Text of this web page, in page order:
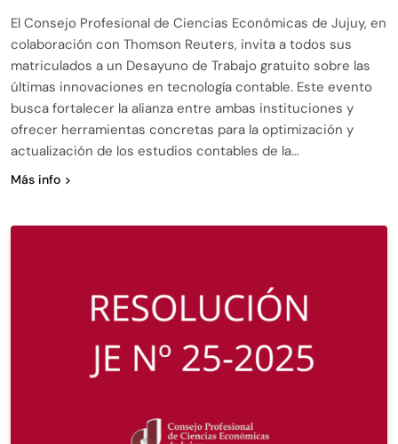
El Consejo Profesional de Ciencias Económicas de Jujuy, en
colaboración con Thomson Reuters, invita a todos sus
matriculados a un Desayuno de Trabajo gratuito sobre las
últimas innovaciones en tecnología contable. Este evento
busca fortalecer la alianza entre ambas instituciones y
ofrecer herramientas concretas para la optimización y
actualización de los estudios contables de la…
Más info